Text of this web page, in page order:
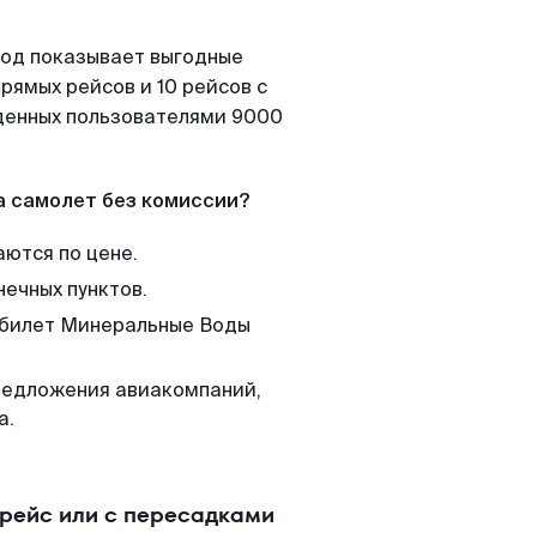
показывает выгодные
рейсов и 10 рейсов с
пользователями 9000
самолет без комиссии?
по цене.
пунктов.
Минеральные Воды
авиакомпаний,
или с пересадками